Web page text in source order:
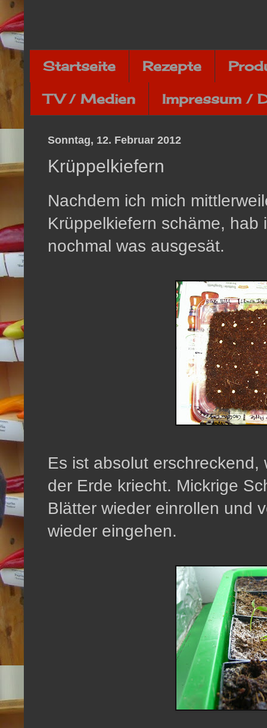
Startseite Rezepte
TV / Medien Impressum /
Sonntag, 12. Februar 2012
Krüppelkiefern
Nachdem ich mich
Krüppelkiefern schäme, hab
nochmal was ausgesät.
Es ist absolut
der Erde kriecht. Mickrige
Blätter wieder einrollen und
wieder eingehen.